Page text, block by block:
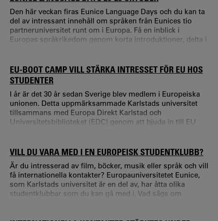
Amanda Saliba. Från kol till gröna alternativ
Industriparken Schwarze Pumpe i ty
Den här veckan firas Eunice Language Days och du kan ta
del av intressant innehåll om språken från Eunices tio
partneruniversitet runt om i Europa. Få en inblick i
Europas språkrikedom genom korta introduktioner, delta i
smörgåsbord för den språkintresserade! Läs mer på
Eunices webbplats
EU-BOOT CAMP VILL STÄRKA INTRESSET FÖR EU HOS
STUDENTER
I år är det 30 år sedan Sverige blev medlem i Europeiska
unionen. Detta uppmärksammade Karlstads universitet
tillsammans med Europa Direkt Karlstad och
Universitetsbiblioteket (EDC) genom att bjuda in till EU
bristande intresset för EU är en negativ trend bland unga.
– Det är ett problem för Sverige att för få svenskar arbetar
i Bryssel.
VILL DU VARA MED I EN EUROPEISK STUDENTKLUBB?
Är du intresserad av film, böcker, musik eller språk och vill
få internationella kontakter? Europauniversitetet Eunice,
som Karlstads universitet är en del av, har åtta olika
studentklubbar som du kan gå med i. Vad sägs om